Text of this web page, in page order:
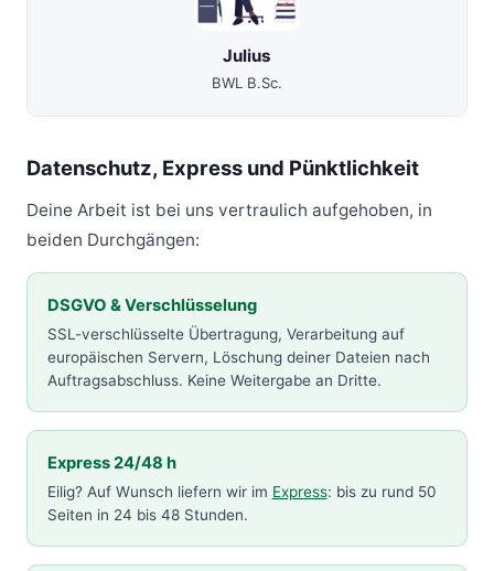
Julius
BWL B.Sc.
Datenschutz, Express und Pünktlichkeit
Deine Arbeit ist bei uns vertraulich aufgehoben, in
beiden Durchgängen:
DSGVO & Verschlüsselung
SSL-verschlüsselte Übertragung, Verarbeitung auf
europäischen Servern, Löschung deiner Dateien nach
Auftragsabschluss. Keine Weitergabe an Dritte.
Express 24/48 h
Eilig? Auf Wunsch liefern wir im Express: bis zu rund 50
Seiten in 24 bis 48 Stunden.